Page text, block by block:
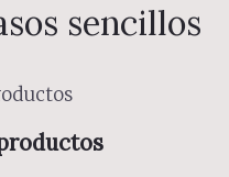
sencillos